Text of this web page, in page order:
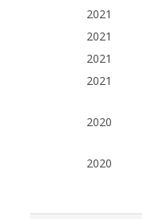
2021
2021
2021
2021
2020
2020